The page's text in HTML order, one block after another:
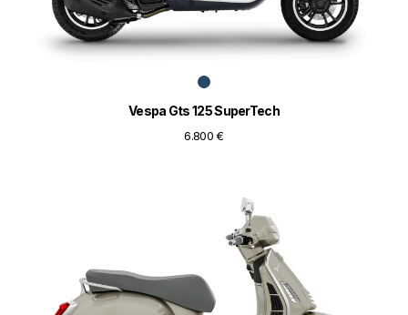
Vespa Gts 125 SuperTech
6.800 €